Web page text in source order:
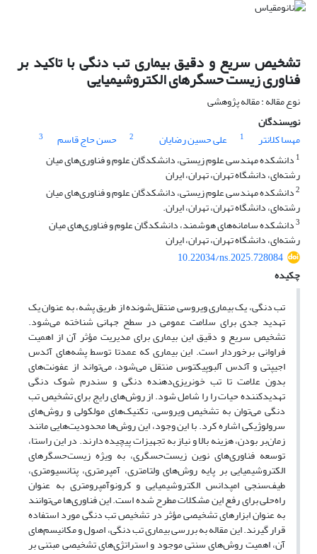
تشخیص سریع و دقیق بیماری تب دنگی با تاکید بر
فناوری زیست حسگرهای الکتروشیمیایی
نوع مقاله : مقاله پژوهشی
نویسندگان
مهسا کلانتر
1 علی حسین رضایان 2 حسن حاج قاسم
3
1 دانشکده مهندسی علوم زیستی، دانشکدگان علوم و فناوری‌های میان
رشته‌ای، دانشگاه تهران، تهران، ایران
2دانشکده مهندسی علوم زیستی، دانشکدگان علوم و فناوری‌های میان
رشته‌ای، دانشگاه تهران، تهران، ایران.
3دانشکده سامانه‌های هوشمند، دانشکدگان علوم و فناوری‌های میان
رشته‌ای، دانشگاه تهران، تهران، ایران
10.22034/ns.2025.728084
چکیده
تب دنگی، یک بیماری ویروسی منتقل‌شونده از طریق پشه، به عنوان یک
تهدید جدی برای سلامت عمومی در سطح جهانی شناخته می‌شود.
تشخیص سریع و دقیق این بیماری برای مدیریت مؤثر آن از اهمیت
فراوانی برخوردار است. این بیماری که عمدتا توسط پشه‌های آئدس
اجیپتی و آئدس آلبوپیکتوس منتقل می‌شود، می‌تواند از عفونت‌های
بدون علامت تا تب خونریزی‌دهنده دنگی و سندرم شوک دنگی
تهدیدکننده حیات را را شامل شود. از روش‌های رایج برای تشخیص تب
دنگی می‌توان به تشخیص ویروسی، تکنیک‌های مولکولی و روش‌های
سرولوژیکی اشاره کرد. با این وجود، این روش‌ها محدودیت‌هایی مانند
زمان‌بر بودن، هزینه بالا و نیاز به تجهیزات پیچیده دارند. در این راستا،
توسعه فناوری‌های نوین زیست‌حسگری، به ویژه زیست‌حسگرهای
الکتروشیمیایی بر پایه روش‌های ولتامتری، آمپرمتری، پتانسیومتری،
طیف‌سنجی امپدانس الکتروشیمیایی و کرونوآمپرومتری به عنوان
راه‌حلی برای رفع این مشکلات مطرح شده است. این فناوری‌ها می‌توانند
به عنوان ابزارهای تشخیصی مؤثر در تشخیص تب دنگی مورد استفاده
قرار گیرند. این مقاله به بررسی بیماری تب دنگی، اصول و مکانیسم‌های
آن، اهمیت روش‌های سنتی موجود و استراتژی‌های تشخیصی مبتنی بر